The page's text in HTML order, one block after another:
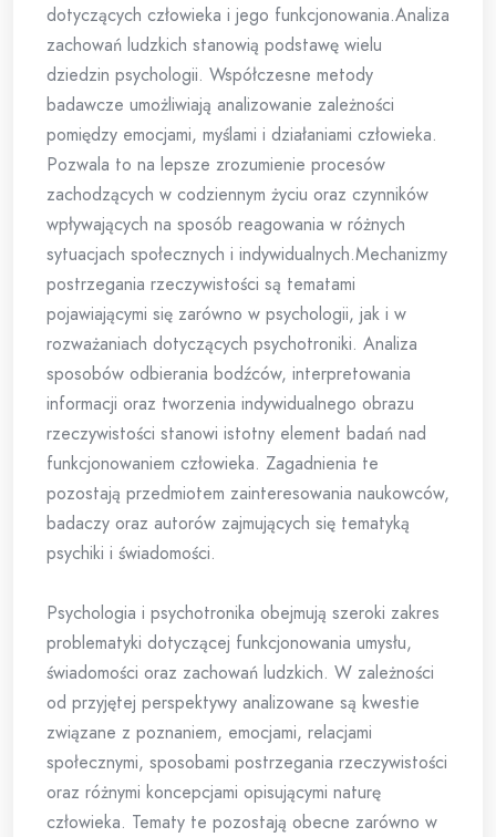
dotyczących człowieka i jego funkcjonowania.Analiza
zachowań ludzkich stanowią podstawę wielu
dziedzin psychologii. Współczesne metody
badawcze umożliwiają analizowanie zależności
pomiędzy emocjami, myślami i działaniami człowieka.
Pozwala to na lepsze zrozumienie procesów
zachodzących w codziennym życiu oraz czynników
wpływających na sposób reagowania w różnych
sytuacjach społecznych i indywidualnych.Mechanizmy
postrzegania rzeczywistości są tematami
pojawiającymi się zarówno w psychologii, jak i w
rozważaniach dotyczących psychotroniki. Analiza
sposobów odbierania bodźców, interpretowania
informacji oraz tworzenia indywidualnego obrazu
rzeczywistości stanowi istotny element badań nad
funkcjonowaniem człowieka. Zagadnienia te
pozostają przedmiotem zainteresowania naukowców,
badaczy oraz autorów zajmujących się tematyką
psychiki i świadomości.
Psychologia i psychotronika obejmują szeroki zakres
problematyki dotyczącej funkcjonowania umysłu,
świadomości oraz zachowań ludzkich. W zależności
od przyjętej perspektywy analizowane są kwestie
związane z poznaniem, emocjami, relacjami
społecznymi, sposobami postrzegania rzeczywistości
oraz różnymi koncepcjami opisującymi naturę
człowieka. Tematy te pozostają obecne zarówno w